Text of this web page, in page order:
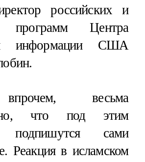
российских и
программ Центра
информации США
весьма
что под этим
подпишутся сами
Реакция в исламском